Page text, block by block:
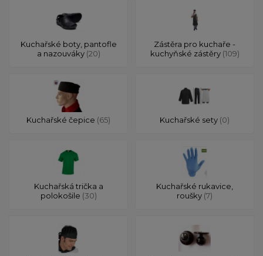
Kuchařské boty, pantofle
a nazouváky (20)
Zástěra pro kuchaře -
kuchyňské zástěry (109)
Kuchařské čepice (65) Kuchařské sety (0)
Kuchařská trička a
polokošile (30)
Kuchařské rukavice,
roušky (7)